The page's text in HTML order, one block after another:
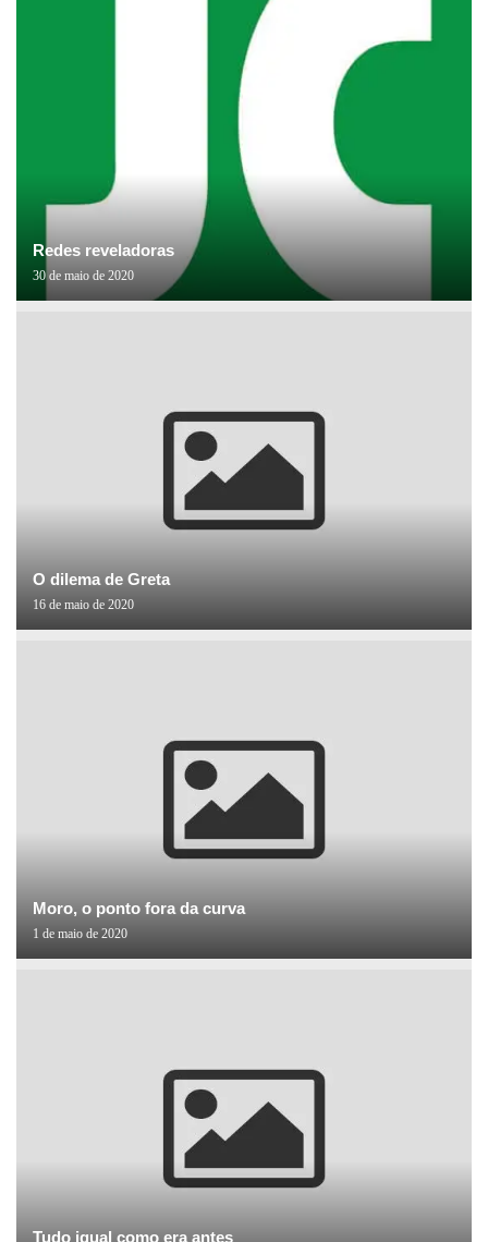
Redes reveladoras
30 de maio de 2020
O dilema de Greta
16 de maio de 2020
Moro, o ponto fora da curva
1 de maio de 2020
Tudo igual como era antes